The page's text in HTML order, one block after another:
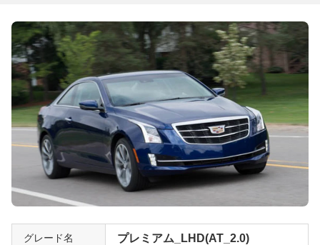
グレード名 プレミアム_LHD(AT_2.0)